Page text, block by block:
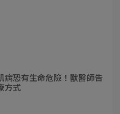
病恐有生命危險！獸醫師告
方式